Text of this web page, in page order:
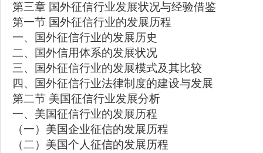
第三章 国外征信行业发展状况与经验借鉴
第一节 国外征信行业的发展历程
一、国外征信行业的发展历史
二、国外信用体系的发展状况
三、国外征信行业的发展模式及其比较
四、国外征信行业法律制度的建设与发展
第二节 美国征信行业发展分析
一、美国征信行业的发展历程
（一）美国企业征信的发展历程
（二）美国个人征信的发展历程